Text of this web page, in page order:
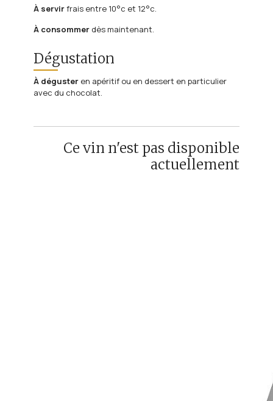
À servirfrais entre 10°c et 12°c.
À consommer dès maintenant.
Dégustation
À déguster en apéritif ou en dessert en particulier
avec du chocolat.
Ce vin n'est pas disponible
actuellement